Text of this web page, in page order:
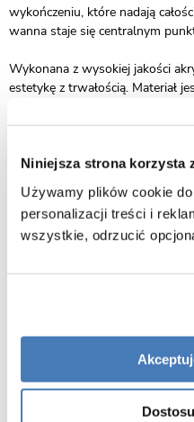
Niniejsza strona korzysta
Używamy plików cookie
personalizacji treści i
wszystkie, odrzucić
wykończeniu, które nadają
wanna staje się centralnym
Wykonana z wysokiej jakości
estetykę z trwałością. Materiał
czystości. Akryl doskonale
sprzyjając pełnemu relaksowi.
Głęboka misa zapewnia
codziennych kąpieli.
aranżacyjną, pozwalając
Wanna Sparta to propozycja dla
ponadczasowego stylu,